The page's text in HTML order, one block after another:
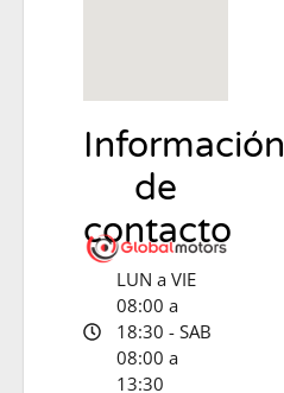
Información
de
contacto
LUN a VIE
08:00 a
18:30 - SAB
08:00 a
13:30